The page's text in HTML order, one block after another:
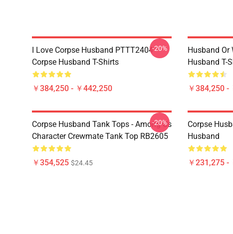
I Love Corpse Husband PTTT2404
Corpse Husband T-Shirts
￥384,250 - ￥442,250
-20%
Husband Or
Husband T-
￥384,250 -
Corpse Husband Tank Tops - Among Us
Character Crewmate Tank Top RB2605
￥354,525 $24.45
-20%
Corpse
Husband
￥231,275 -